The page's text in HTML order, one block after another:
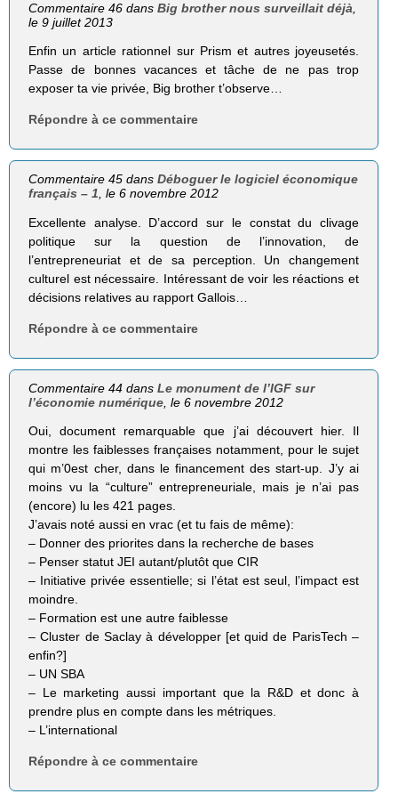
Commentaire 46 dansBig brother nous surveillait déjà
le 9 juillet 2013
Enfin un article rationnel sur Prism et autres joyeusetés.
Passe de bonnes vacances et tâche de ne pas trop
exposer ta vie privée, Big brother t’observe…
Répondre à ce commentaire
Commentaire 45 dansDéboguer le logiciel économique
français – 1, le 6 novembre 2012
Excellente analyse. D’accord sur le constat du clivage
politique sur la question de l’innovation, de
l’entrepreneuriat et de sa perception. Un changement
culturel est nécessaire. Intéressant de voir les réactions et
décisions relatives au rapport Gallois…
Répondre à ce commentaire
Commentaire 44 dansLe monument de l’IGF sur
l’économie numérique , le 6 novembre 2012
Oui, document remarquable que j’ai découvert hier. Il
montre les faiblesses françaises notamment, pour le sujet
qui m’0est cher, dans le financement des start-up. J’y ai
moins vu la “culture” entrepreneuriale, mais je n’ai pas
(encore) lu les 421 pages.
J’avais noté aussi en vrac (et tu fais de même):
– Donner des priorites dans la recherche de bases
– Penser statut JEI autant/plutôt que CIR
– Initiative privée essentielle; si l’état est seul, l’impact est
moindre.
– Formation est une autre faiblesse
– Cluster de Saclay à développer [et quid de ParisTech –
enfin?]
– UN SBA
– Le marketing aussi important que la R&D et donc à
prendre plus en compte dans les métriques.
– L’international
Répondre à ce commentaire